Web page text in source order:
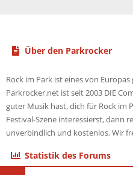
Über den Parkrocker
Rock im Park ist eines von
Parkrocker.net ist seit 2003 DIE
guter Musik hast, dich für Rock im
Festival-Szene interessierst, dann
unverbindlich und kostenlos. Wir
Statistik des Forums